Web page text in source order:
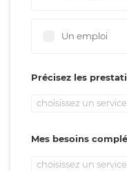
Un emploi
Précisez les
choisissez un service
Mes besoins
choisissez un service